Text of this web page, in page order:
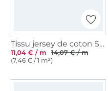
Tissu jersey de coton Sopo, beige
11,04 € / m
14,07 € / m
(7,46 € / 1 m²)